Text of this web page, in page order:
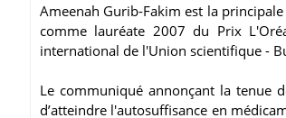
Ameenah Gurib-Fakim est la
comme lauréate 2007 du Prix
international de l'Union scientifique -
Le communiqué annonçant la tenue
d’atteindre l'autosuffisance en